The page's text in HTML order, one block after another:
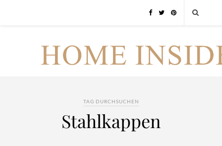
TAG DURCHSUCHEN
Stahlkappen